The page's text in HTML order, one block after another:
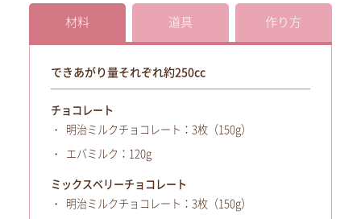
材料 道具 作り方
できあがり量それぞれ約250cc
チョコレート
明治ミルクチョコレート：3枚（150g）
エバミルク：120g
ミックスベリーチョコレート
明治ミルクチョコレート：3枚（150g）